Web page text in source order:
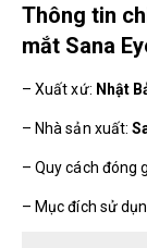
Thông tin
mắt Sana
– Xuất xứ: Nhật
– Nhà sản xuất:
– Quy cách đóng
– Mục đích sử